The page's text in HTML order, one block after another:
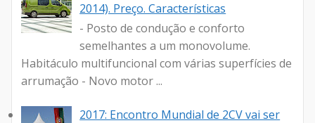
2014). Preço. Características
- Posto de condução e conforto
semelhantes a um monovolume.
Habitáculo multifuncional com várias superfícies de
arrumação - Novo motor ...
2017: Encontro Mundial de 2CV vai ser